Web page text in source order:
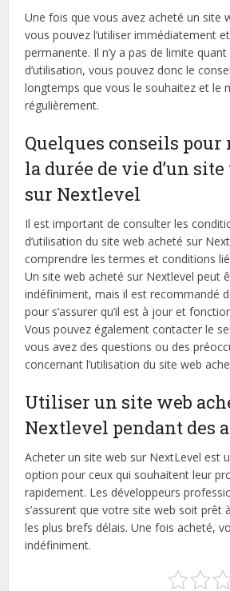
Une fois que vous avez acheté un site
vous pouvez l’utiliser immédiatement
permanente. Il n’y a pas de limite
d’utilisation, vous pouvez donc le
longtemps que vous le souhaitez et le
régulièrement.
Quelques conseils
la durée de vie d’un
sur Nextlevel
Il est important de consulter les
d’utilisation du site web acheté sur
comprendre les termes et conditions
Un site web acheté sur Nextlevel peut
indéfiniment, mais il est recommandé
pour s’assurer qu’il est à jour et
Vous pouvez également contacter le
vous avez des questions ou des
concernant l’utilisation du site web
Utiliser un site web
Nextlevel pendant des
Acheter un site web sur NextLevel est
option pour ceux qui souhaitent leur
rapidement. Les développeurs
s’assurent que votre site web soit prêt
les plus brefs délais. Une fois acheté,
indéfiniment.